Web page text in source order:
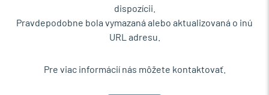
dispozícii.
Pravdepodobne bola vymazaná alebo aktualizovaná o inú
URL adresu.
Pre viac informácií nás môžete kontaktovať.